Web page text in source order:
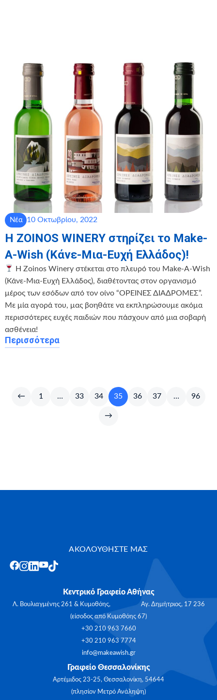
Νέα 10 Οκτωβρίου, 2022
Η ZOINOS WINERY στηρίζει το Make-
A-Wish (Κάνε-Μια-Ευχή Ελλάδος)!
Η Zoinos Winery στέκεται στο πλευρό του Make-A-Wish
(Κάνε-Μια-Ευχή Ελλάδος), διαθέτοντας στον οργανισμό
μέρος των εσόδων από τον οίνο “ΟΡΕΙΝΕΣ ΔΙΑΔΡΟΜΕΣ”.
Με μία αγορά του, μας βοηθάτε να εκπληρώσουμε ακόμα
περισσότερες ευχές παιδιών που πάσχουν από μια σοβαρή
ασθένεια!
Περισσότερα
← 1 … 33 34 35 36 37 … 96
→
ΑΚΟΛΟΥΘΗΣΤΕ ΜΑΣ
Κεντρικό Γραφείο Αθήνας
Λ. Βουλιαγμένης 261 & Κυμοθόης, Αγ. Δημήτριος, 17 236
(είσοδος από Κυμοθόης 67)
+30 210 963 7660
+30 210 963 7774
info@makeawish.gr
Γραφείο Θεσσαλονίκης
Αρτέμιδος 23-25, Θεσσαλονίκη, 54644
(πλησίον Μετρό Ανάληψη)